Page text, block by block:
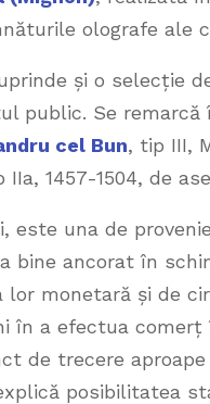
olografe ale
și o selecție
public. Se
cel Bun, tip III,
IIa, 1457-1504, de
este una de
bine ancorat în
lor monetară și de
în a efectua
de trecere
posibilitatea